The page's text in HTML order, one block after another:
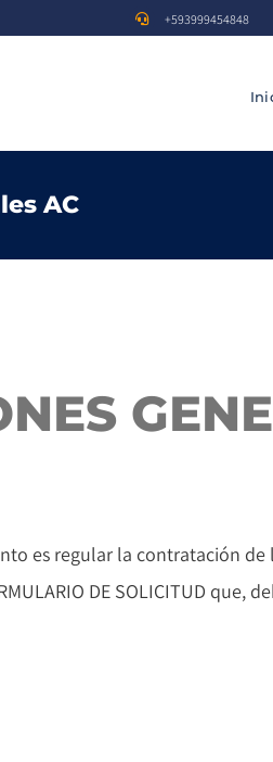
+593999454848
AC
es regular la contratación de
DE SOLICITUD